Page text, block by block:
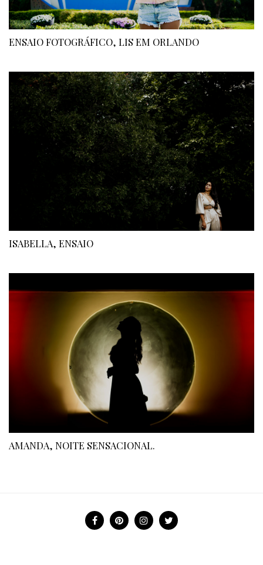
ENSAIO FOTOGRÁFICO, LIS EM ORLANDO
ISABELLA, ENSAIO
AMANDA, NOITE SENSACIONAL.